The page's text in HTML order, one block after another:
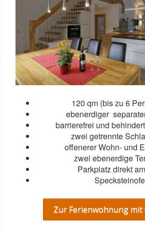
120 qm (bis zu 6
ebenerdiger
barrierefrei und
zwei getrennte
offenerer Wohn- und
zwei ebenerdige
Parkplatz direkt
Zur Ferienwohnung mit